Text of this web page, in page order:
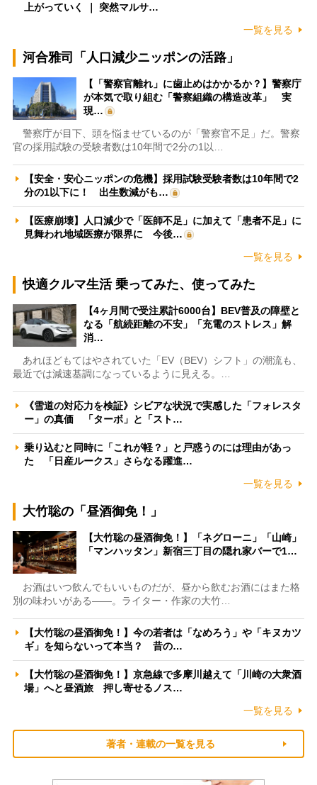
上がっていく ｜ 突然マルサ…
一覧を見る
河合雅司「人口減少ニッポンの活路」
【「警察官離れ」に歯止めはかかるか？】警察庁
が本気で取り組む「警察組織の構造改革」 実
現…
警察庁が目下、頭を悩ませているのが「警察官不足」だ。警察
官の採用試験の受験者数は10年間で2分の1以…
【安全・安心ニッポンの危機】採用試験受験者数は10年間で2
分の1以下に！ 出生数減がも…
【医療崩壊】人口減少で「医師不足」に加えて「患者不足」に
見舞われ地域医療が限界に 今後…
一覧を見る
快適クルマ生活 乗ってみた、使ってみた
【4ヶ月間で受注累計6000台】BEV普及の障壁と
なる「航続距離の不安」「充電のストレス」解
消…
あれほどもてはやされていた「EV（BEV）シフト」の潮流も、
最近では減速基調になっているように見える。…
《雪道の対応力を検証》シビアな状況で実感した「フォレスタ
ー」の真価 「ターボ」と「スト…
乗り込むと同時に「これが軽？」と戸惑うのには理由があっ
た 「日産ルークス」さらなる躍進…
一覧を見る
大竹聡の「昼酒御免！」
【大竹聡の昼酒御免！】「ネグローニ」「山崎」
「マンハッタン」新宿三丁目の隠れ家バーで1…
お酒はいつ飲んでもいいものだが、昼から飲むお酒にはまた格
別の味わいがある――。ライター・作家の大竹…
【大竹聡の昼酒御免！】今の若者は「なめろう」や「キヌカツ
ギ」を知らないって本当？ 昔の…
【大竹聡の昼酒御免！】京急線で多摩川越えて「川崎の大衆酒
場」へと昼酒旅 押し寄せるノス…
一覧を見る
著者・連載の一覧を見る